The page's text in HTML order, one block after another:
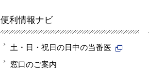
便利情報ナビ
土・日・祝日の日中の当番医
窓口のご案内